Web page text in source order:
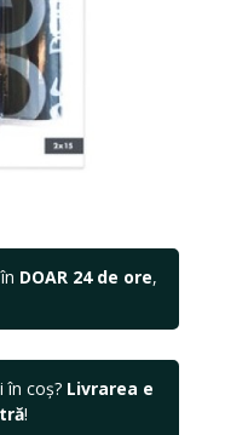
DOAR 24 de ore,
în coș? Livrarea e
!